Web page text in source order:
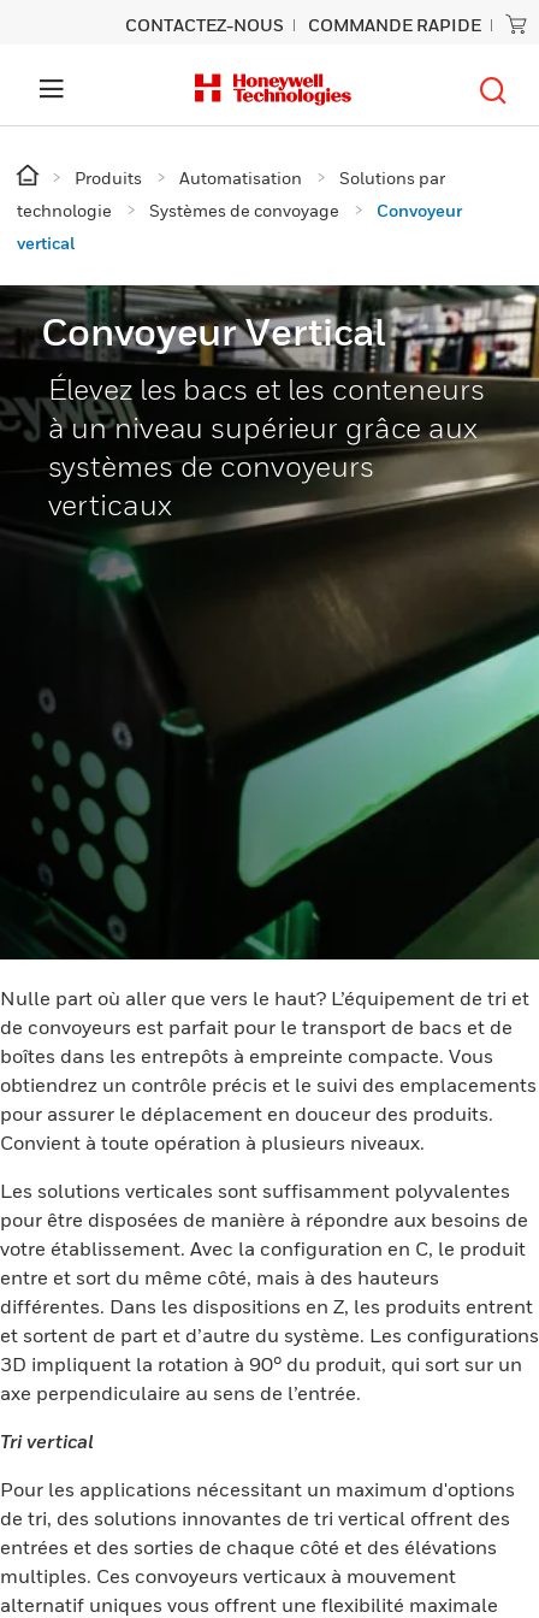
CONTACTEZ-NOUS COMMANDE RAPIDE
Produits Automatisation
Solutions par
technologie
Systèmes de convoyage
Convoyeur
vertical
Convoyeur Vertical
Élevez les bacs et les conteneurs
à un niveau supérieur grâce aux
systèmes de convoyeurs
verticaux
Nulle part où aller que vers le haut? L’équipement de tri et
de convoyeurs est parfait pour le transport de bacs et de
boîtes dans les entrepôts à empreinte compacte. Vous
obtiendrez un contrôle précis et le suivi des emplacements
pour assurer le déplacement en douceur des produits.
Convient à toute opération à plusieurs niveaux.
Les solutions verticales sont suffisamment polyvalentes
pour être disposées de manière à répondre aux besoins de
votre établissement. Avec la configuration en C, le produit
entre et sort du même côté, mais à des hauteurs
différentes. Dans les dispositions en Z, les produits entrent
et sortent de part et d’autre du système. Les configurations
3D impliquent la rotation à 90° du produit, qui sort sur un
axe perpendiculaire au sens de l’entrée.
Tri vertical
Pour les applications nécessitant un maximum d'options
de tri, des solutions innovantes de tri vertical offrent des
entrées et des sorties de chaque côté et des élévations
multiples. Ces convoyeurs verticaux à mouvement
alternatif uniques vous offrent une flexibilité maximale